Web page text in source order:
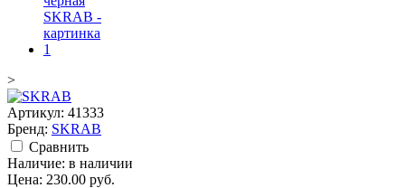
>
Артикул: 41333
Бренд: SKRAB
Cравнить
Наличие: в наличии
Цена: 230.00 руб.